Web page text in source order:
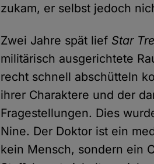
zukam, er selbst jedoch
Zwei Jahre spät lief Star
militärisch ausgerichtete
recht schnell abschütteln
ihrer Charaktere und der
Fragestellungen. Dies
Nine. Der Doktor ist ein
kein Mensch, sondern ein